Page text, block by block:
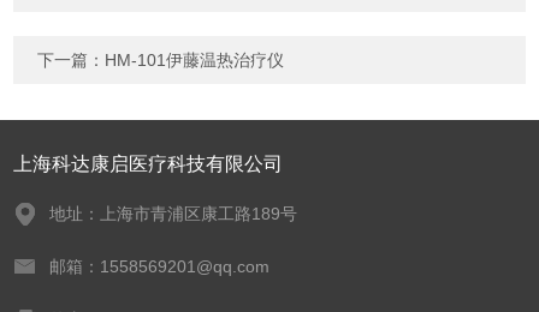
下一篇： HM-101伊藤温热治疗仪
上海科达康启医疗科技有限公司
地址：上海市青浦区康工路189号
邮箱：1558569201@qq.com